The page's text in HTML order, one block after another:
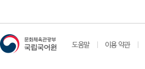
도움말 이용 약관